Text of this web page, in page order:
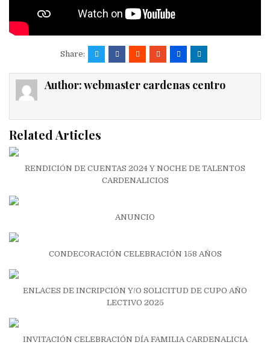
Share:
Author:webmaster cardenas centro
Related Articles
RENDICIÓN DE CUENTAS 2024 Y NOCHE DE TALENTOS
CARDENALICIOS
ANUNCIO
CONDECORACIÓN CELEBRACIÓN 158 AÑOS
ENLACES DE INCRIPCIÓN Y/O SOLICITUD DE CUPO AÑO
LECTIVO 2025
INVITACIÓN CELEBRACIÓN DÍA FAMILIA CARDENALICIA